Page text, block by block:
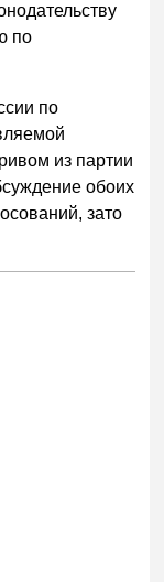
по
по
из партии
обоих
зато